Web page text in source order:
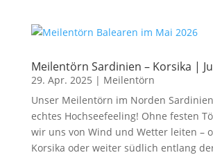
Meilentörn Sardinien – Korsika |
29. Apr. 2025 | Meilentörn
Unser Meilentörn im Norden
echtes Hochseefeeling! Ohne festen
wir uns von Wind und Wetter leiten –
Korsika oder weiter südlich entlang